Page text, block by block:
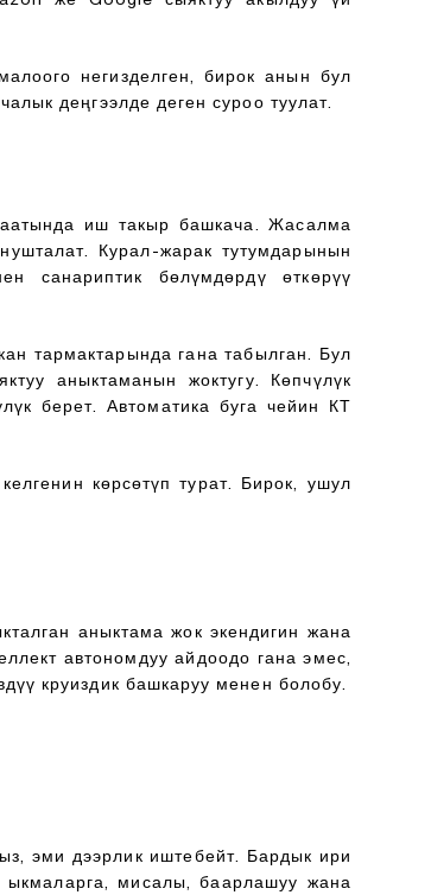
негизделген, бирок анын бул
деңгээлде деген суроо туулат.
иш такыр башкача. Жасалма
Курал-жарак тутумдарынын
санариптик бөлүмдөрдү өткөрүү
тармактарында гана табылган. Бул
аныктаманын жоктугу. Көпчүлүк
берет. Автоматика буга чейин КТ
көрсөтүп турат. Бирок, ушул
аныктама жок экендигин жана
автономдуу айдоодо гана эмес,
круиздик башкаруу менен болобу.
эми дээрлик иштебейт. Бардык ири
ыкмаларга, мисалы, баарлашуу жана